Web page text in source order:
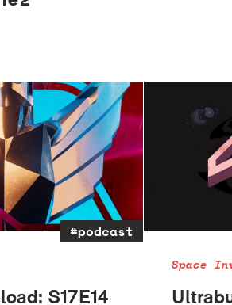
#podcast
S17E14
Space